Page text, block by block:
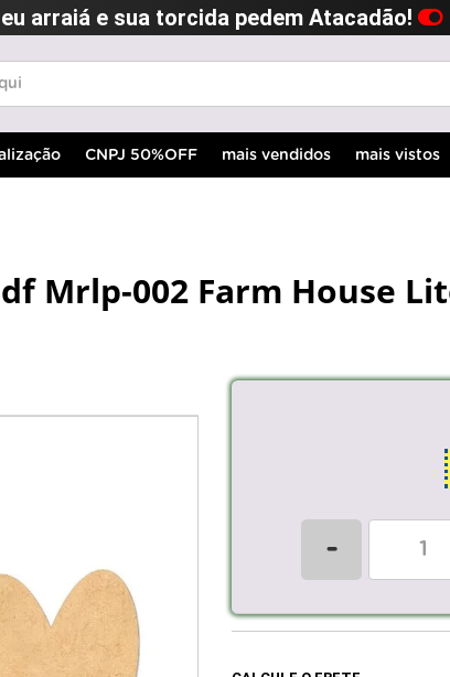
arraiá e sua torcida pedem Atacadão!
CNPJ 50%OFF mais vendidos mais vistos
Mrlp-002 Farm House
-